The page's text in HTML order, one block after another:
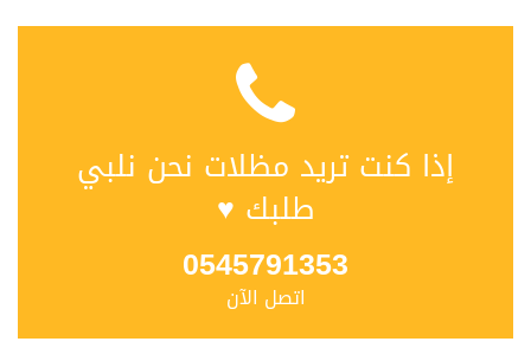
إذا كنت تريد مظلات نحن نلبي
طلبك ♥
0545791353
اتصل الآن